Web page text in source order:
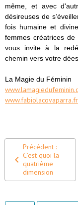
même, et avec
désireuses de
fois humaine et
femmes créatrices
vous invite à la
chemin vers votre
La Magie du Féminin
www.fabiolacovaparra.fr
Précédent :
C’est quoi la
quatrième
dimension